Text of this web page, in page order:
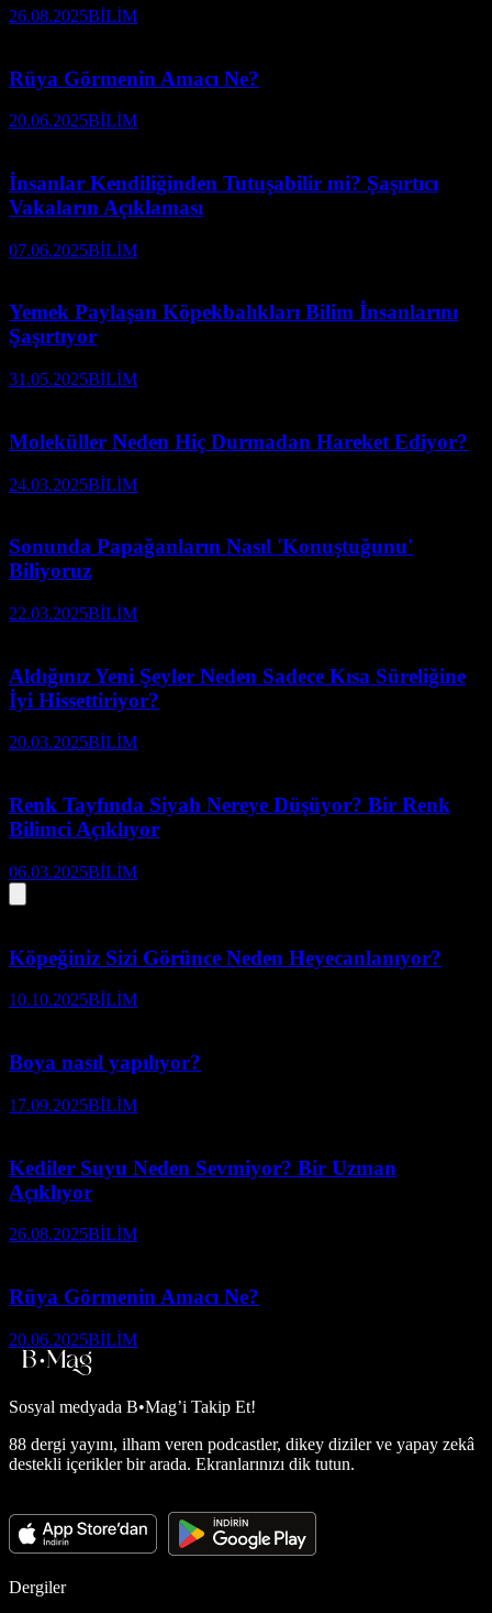
26.08.2025BİLİM
Rüya Görmenin Amacı Ne?
20.06.2025BİLİM
İnsanlar Kendiliğinden Tutuşabilir mi? Şaşırtıcı
Vakaların Açıklaması
07.06.2025BİLİM
Yemek Paylaşan Köpekbalıkları Bilim İnsanlarını
Şaşırtıyor
31.05.2025BİLİM
Moleküller Neden Hiç Durmadan Hareket Ediyor?
24.03.2025BİLİM
Sonunda Papağanların Nasıl 'Konuştuğunu'
Biliyoruz
22.03.2025BİLİM
Aldığınız Yeni Şeyler Neden Sadece Kısa Süreliğine
İyi Hissettiriyor?
20.03.2025BİLİM
Renk Tayfında Siyah Nereye Düşüyor? Bir Renk
Bilimci Açıklıyor
06.03.2025BİLİM
Köpeğiniz Sizi Görünce Neden Heyecanlanıyor?
10.10.2025BİLİM
Boya nasıl yapılıyor?
17.09.2025BİLİM
Kediler Suyu Neden Sevmiyor? Bir Uzman
Açıklıyor
26.08.2025BİLİM
Rüya Görmenin Amacı Ne?
20.06.2025BİLİM
Sosyal medyada B•Mag’i Takip Et!
88 dergi yayını, ilham veren podcastler, dikey diziler ve yapay zekâ
destekli içerikler bir arada. Ekranlarınızı dik tutun.
Dergiler